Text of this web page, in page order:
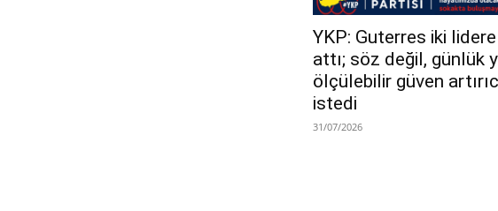
YKP: Guterres iki
attı; söz değil, günlük
ölçülebilir güven
istedi
31/07/2026